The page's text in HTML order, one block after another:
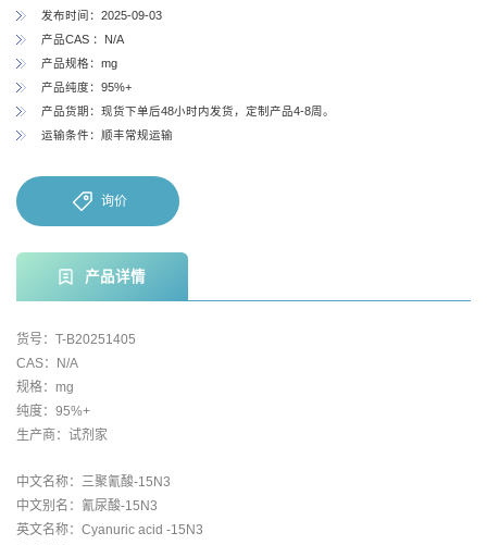
发布时间：2025-09-03
产品CAS ：N/A
产品规格：mg
产品纯度：95%+
产品货期：现货下单后48小时内发货，定制产品4-8周。
运输条件：顺丰常规运输
询价
产品详情
货号：T-B20251405
CAS：N/A
规格：mg
纯度：95%+
生产商：试剂家
中文名称：三聚氰酸-15N3
中文别名：氰尿酸-15N3
英文名称：Cyanuric acid -15N3